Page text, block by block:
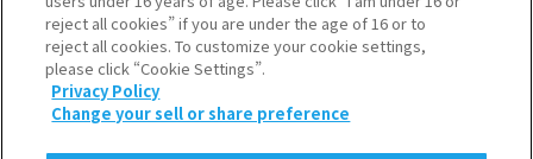
産業ガス本部・水素本部
〒105-8458 東京都港区浜松町2-3-1
reject all cookies” if you are under the age of 16 or to
reject all cookies. To customize your cookie settings,
please click “Cookie Settings”.
Privacy Policy
Change your sell or share preference